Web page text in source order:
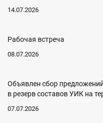
14.07.2026
Рабочая встреча
08.07.2026
Объявлен сбор
в резерв составов УИК на
07.07.2026